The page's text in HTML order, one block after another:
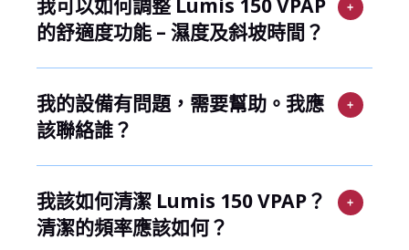
我可以如何調整 Lumis 150 VPAP
的舒適度功能 – 濕度及斜坡時間？
我的設備有問題，需要幫助。我應
該聯絡誰？
我該如何清潔 Lumis 150 VPAP？
清潔的頻率應該如何？